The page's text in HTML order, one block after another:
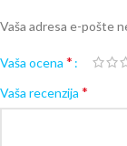
Vaša adresa e-pošte
Vaša ocena *
Vaša recenzija *